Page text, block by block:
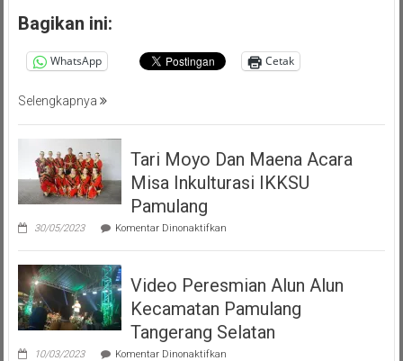
Bagikan ini:
WhatsApp Cetak
Selengkapnya
Tari Moyo Dan Maena Acara
Misa Inkulturasi IKKSU
Pamulang
30/05/2023 Komentar Dinonaktifkanpada
Moyo
Maena
Acara
Misa
Inkulturasi
IKKSU
Pamulang
Video Peresmian Alun Alun
Kecamatan Pamulang
Tangerang Selatan
10/03/2023 Komentar Dinonaktifkanpada